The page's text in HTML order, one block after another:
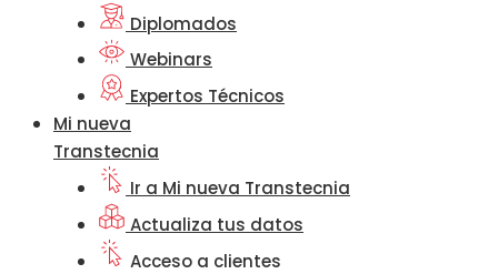
Diplomados
Webinars
Expertos Técnicos
Mi nueva
Transtecnia
Ir a Mi nueva Transtecnia
Actualiza tus datos
Acceso a clientes